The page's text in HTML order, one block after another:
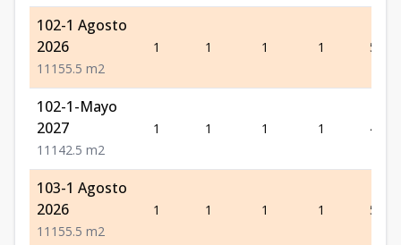
102-1 Agosto
2026
1 1 1 55.5 m2
1 1 1 1 55.5
102-1-Mayo
2027
1 1 1 42.5 m2
1 1 1 1 42.5
103-1 Agosto
2026
1 1 1 55.5 m2
1 1 1 1 55.5